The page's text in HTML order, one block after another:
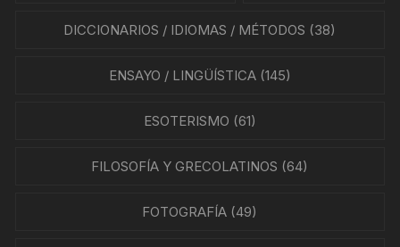
DICCIONARIOS / IDIOMAS / MÉTODOS (38)
ENSAYO / LINGÜÍSTICA(145)
ESOTERISMO (61)
FILOSOFÍA Y GRECOLATINOS (64)
FOTOGRAFÍA (49)